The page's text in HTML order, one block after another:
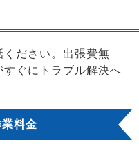
ださい。出張費無
ぐにトラブル解決へ
料金